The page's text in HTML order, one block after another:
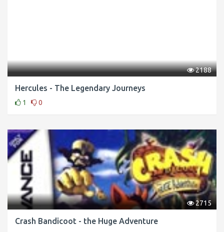
2188
Hercules - The Legendary Journeys
1 0
2715
Crash Bandicoot - the Huge Adventure